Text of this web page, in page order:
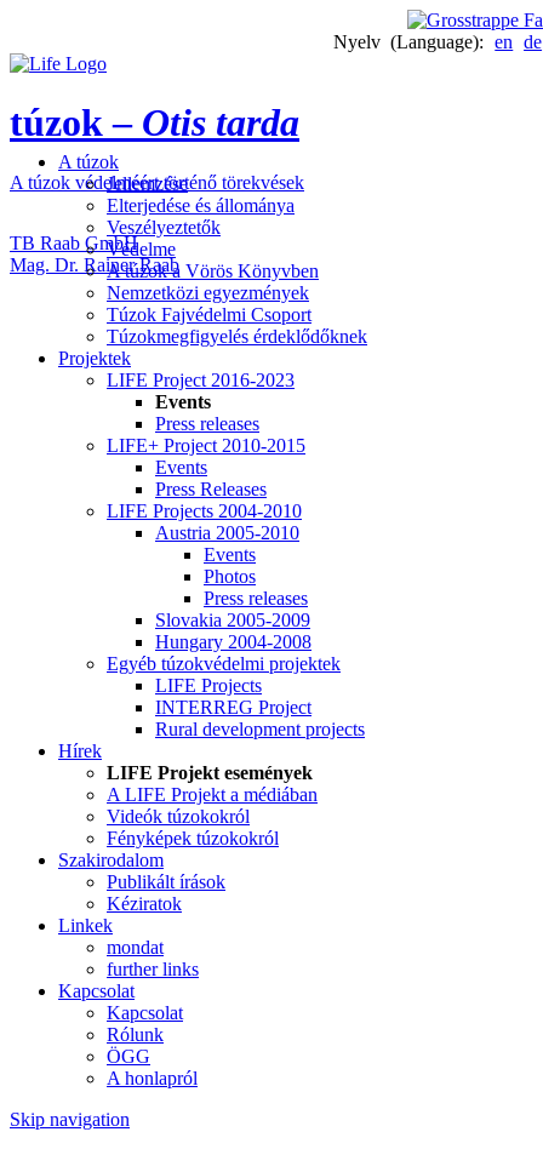
Nyelv (Language):en de
túzok – Otis tarda
A túzok védelméért történő törekvések
TB Raab GmbH
Mag. Dr. Rainer Raab
A túzok
Jellemzése
Elterjedése és állománya
Veszélyeztetők
Védelme
A túzok a Vörös Könyvben
Nemzetközi egyezmények
Túzok Fajvédelmi Csoport
Túzokmegfigyelés érdeklődőknek
Projektek
LIFE Project 2016-2023
Events
Press releases
LIFE+ Project 2010-2015
Events
Press Releases
LIFE Projects 2004-2010
Austria 2005-2010
Events
Photos
Press releases
Slovakia 2005-2009
Hungary 2004-2008
Egyéb túzokvédelmi projektek
LIFE Projects
INTERREG Project
Rural development projects
Hírek
LIFE Projekt események
A LIFE Projekt a médiában
Videók túzokokról
Fényképek túzokokról
Szakirodalom
Publikált írások
Kéziratok
Linkek
mondat
further links
Kapcsolat
Kapcsolat
Rólunk
ÖGG
A honlapról
Skip navigation